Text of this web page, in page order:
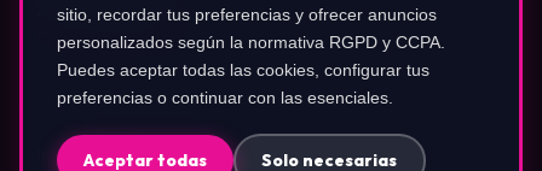
Aviso de Afiliados
Configurar Cookies
COMUNIDAD
Instagram (@ca.rameloraro)
sitio, recordar tus preferencias y ofrecer anuncios
personalizados según la normativa RGPD y CCPA.
Puedes aceptar todas las cookies, configurar tus
preferencias o continuar con las esenciales.
Aceptar todas Solo necesarias